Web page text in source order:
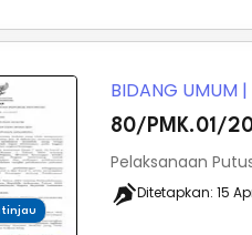
BIDANG UMUM |
80/PMK.01/
Pelaksanaan
Ditetapkan:15